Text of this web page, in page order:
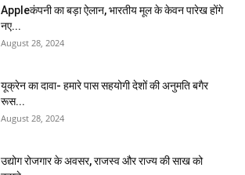
Appleकंपनी का बड़ा ऐलान, भारतीय मूल के केवन पारेख होंगे
नए...
August 28, 2024
यूक्रेन का दावा- हमारे पास सहयोगी देशों की अनुमति बगैर
रूस...
August 28, 2024
उद्योग रोजगार के अवसर, राजस्व और राज्य की साख को